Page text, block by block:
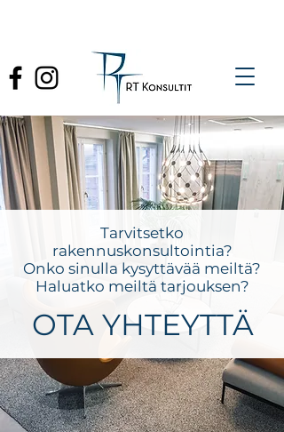
Tarvitsetko
rakennuskonsultointia?
Onko sinulla kysyttävää meiltä?
Haluatko meiltä tarjouksen?
OTA YHTEYTTÄ